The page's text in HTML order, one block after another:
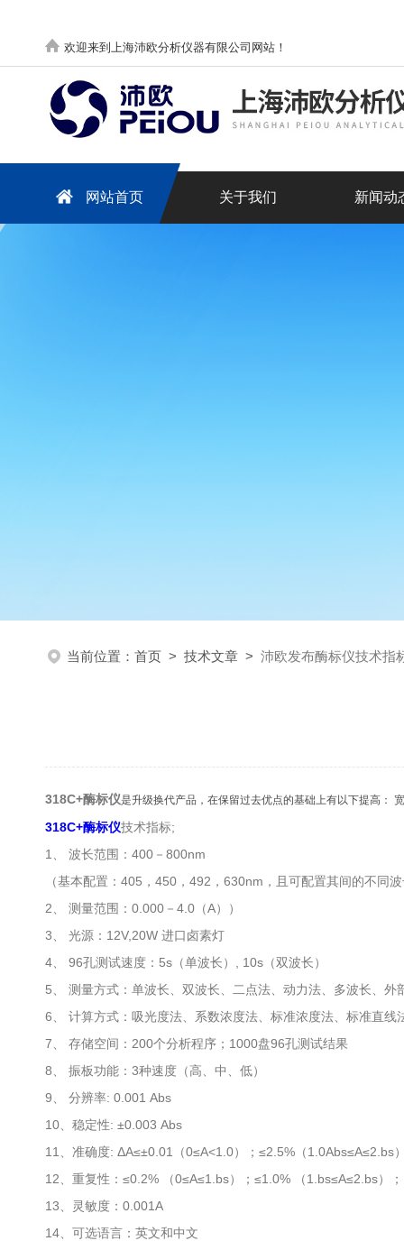
欢迎来到上海沛欧分析仪器有限公司网站！
网站首页 关于我们 新闻动
当前位置： 首页 > 技术文章 > 沛欧发布酶标仪技术指
318C+酶标仪是升级换代产品，在保留过去优点的基础上有以下提高：
318C+酶标仪技术指标;
1、 波长范围：400－800nm
（基本配置：405，450，492，630nm，且可配置其间的不同
2、 测量范围：0.000－4.0（A））
3、 光源：12V,20W 进口卤素灯
4、 96孔测试速度：5s（单波长）, 10s（双波长）
5、 测量方式：单波长、双波长、二点法、动力法、多波长、外
6、 计算方式：吸光度法、系数浓度法、标准浓度法、标准直
7、 存储空间：200个分析程序；1000盘96孔测试结果
8、 振板功能：3种速度（高、中、低）
9、 分辨率: 0.001 Abs
10、稳定性: ±0.003 Abs
11、准确度: ΔA≤±0.01（0≤A<1.0）；≤2.5%（1.0Abs≤A≤2.bs
12、重复性：≤0.2% （0≤A≤1.bs）；≤1.0% （1.bs≤A≤2.bs）；
13、灵敏度：0.001A
14、可选语言：英文和中文